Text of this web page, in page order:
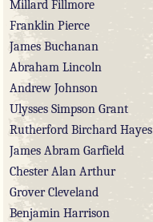
Millard Fillmore
Franklin Pierce
James Buchanan
Abraham Lincoln
Andrew Johnson
Ulysses Simpson Grant
Rutherford Birchard Hayes
James Abram Garfield
Chester Alan Arthur
Grover Cleveland
Benjamin Harrison